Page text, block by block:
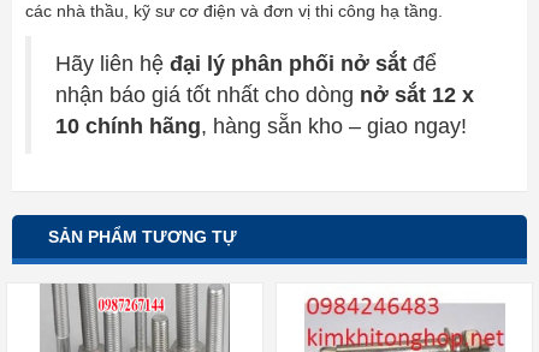
các nhà thầu, kỹ sư cơ điện và đơn vị thi công hạ tầng.
Hãy liên hệ đại lý phân phối nở sắt để
nhận báo giá tốt nhất cho dòng nở sắt 12 x
10 chính hãng, hàng sẵn kho – giao ngay!
SẢN PHẨM TƯƠNG TỰ